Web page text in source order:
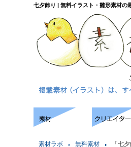
七夕飾り | 無料イラスト・雛形素材の
素材ラボ 無料素材 「七